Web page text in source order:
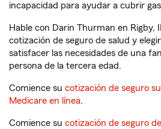
incapacidad para ayudar a cubrir
Hable con Darin Thurman en Rigby,
cotización de seguro de salud y
satisfacer las necesidades de una
persona de la tercera edad.
Comience su cotización de seguro
Medicare en línea.
Comience su cotización de seguro